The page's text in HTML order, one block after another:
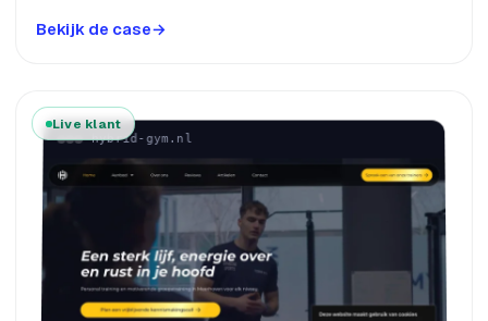
Bekijk de case→
Live klant
hybrid-gym.nl